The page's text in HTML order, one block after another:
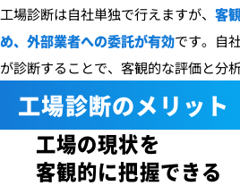
工場診断は自社単独で行えますが、 客
め、外部業者への委託が有効です。 自
が診断することで、客観的な評価と分
工場診断のメリット
工場の現状を
客観的に把握できる